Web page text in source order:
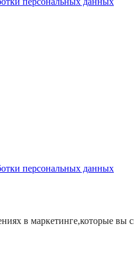
персональных данных
в маркетинге,которые вы